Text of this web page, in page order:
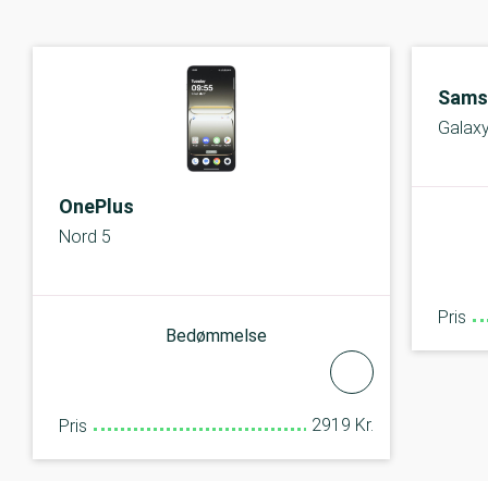
OnePlus
Nord 5
Bedømmelse
Pris 2919 Kr.
Pris